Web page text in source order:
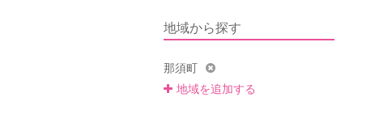
地域から探す
那須町
地域を追加する